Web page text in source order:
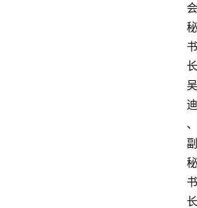
会
秘
书
长
吴
迪
、
副
秘
书
长